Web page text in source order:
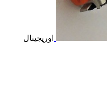
اوریجینال